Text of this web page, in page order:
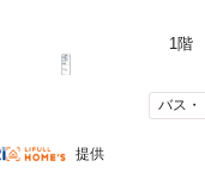
1階
バス・
提供